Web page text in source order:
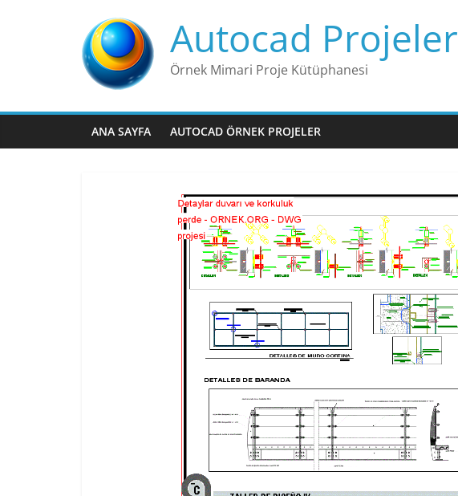
Autocad Projeler
Örnek Mimari Proje Kütüphanesi
ANA SAYFA AUTOCAD ÖRNEK PROJELER